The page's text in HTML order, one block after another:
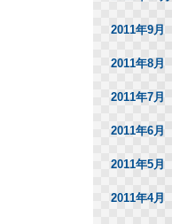
2011年9月
2011年8月
2011年7月
2011年6月
2011年5月
2011年4月